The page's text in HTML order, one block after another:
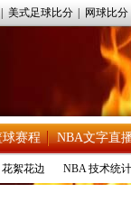
美式足球比分 网球比分
球赛程 NBA文字直
花絮花边 NBA 技术统计